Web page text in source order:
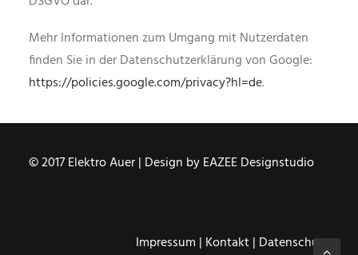
Mehr Informationen zum Umgang mit Nutzerdaten
finden Sie in der Datenschutzerklärung von Google:
https://policies.google.com/privacy?hl=de.
© 2017 Elektro Auer | Design byEAZEE Designstudio
Impressum | Kontakt| Datenschutz